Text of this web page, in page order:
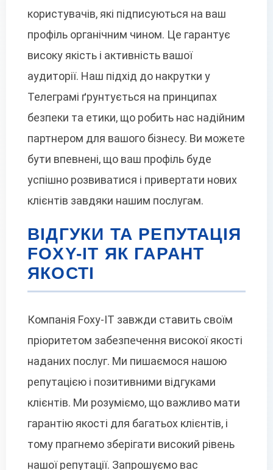
користувачів, які підписуються на ваш
профіль органічним чином. Це гарантує
високу якість і активність вашої
аудиторії. Наш підхід до накрутки у
Телеграмі ґрунтується на принципах
безпеки та етики, що робить нас надійним
партнером для вашого бізнесу. Ви можете
бути впевнені, що ваш профіль буде
успішно розвиватися і привертати нових
клієнтів завдяки нашим послугам.
ВІДГУКИ ТА РЕПУТАЦІЯ
FOXY-IT ЯК ГАРАНТ
ЯКОСТІ
Компанія Foxy-IT завжди ставить своїм
пріоритетом забезпечення високої якості
наданих послуг. Ми пишаємося нашою
репутацією і позитивними відгуками
клієнтів. Ми розуміємо, що важливо мати
гарантію якості для багатьох клієнтів, і
тому прагнемо зберігати високий рівень
нашої репутації. Запрошуємо вас